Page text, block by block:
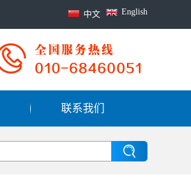
English
中文
联系我们